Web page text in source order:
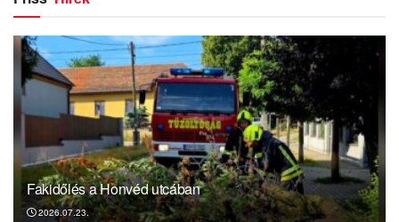
Fakidőlés a Honvéd utcában
2026.07.23.